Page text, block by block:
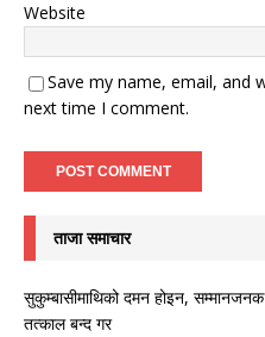
Website
Save my name, email, and
next time I comment.
ताजा समाचार
सुकुम्बासीमाथिको दमन होइन,
तत्काल बन्द गर